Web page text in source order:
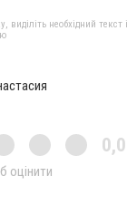
необхідний текст
0,0
оцінити